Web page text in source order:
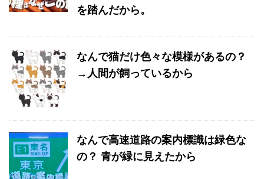
を踏んだから。
なんで猫だけ色々な模様があるの？
→人間が飼っているから
なんで高速道路の案内標識は緑色な
の？ 青が緑に見えたから